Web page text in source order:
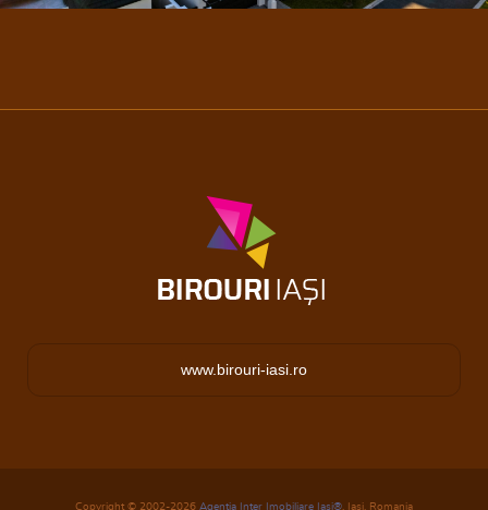
www.birouri-iasi.ro
Copyright © 2002-2026 Agentia Inter Imobiliare Iasi® , Iasi, Romania